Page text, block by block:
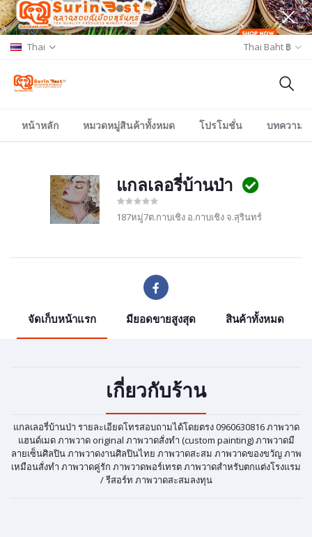
Thai Thai Baht ฿
หน้าหลัก หมวดหมู่สินค้าทั้งหมด โปรโมชั่น บทความ/
แกลเลอรี่บ้านป่า
187หมู่7ต.กาบเชิง อ.กาบเชิง จ.สุรินทร์
จัดเก็บหน้าแรก มียอดขายสูงสุด สินค้าทั้งหมด
เกี่ยวกับร้าน
แกลเลอรี่บ้านป่า รายละเอียดโทรสอบถามได้โดยตรง 0960630816 ภาพวาด
แฮนด์เมด ภาพวาด original ภาพวาดสั่งทำ (custom painting) ภาพวาดมี
ลายเซ็นศิลปิน ภาพวาดงานศิลปินไทย ภาพวาดสะสม ภาพวาดของขวัญ ภาพ
เหมือนสั่งทำ ภาพวาดคู่รัก ภาพวาดพอร์เทรต ภาพวาดสำหรับตกแต่งโรงแรม
/ รีสอร์ท ภาพวาดสะสมลงทุน